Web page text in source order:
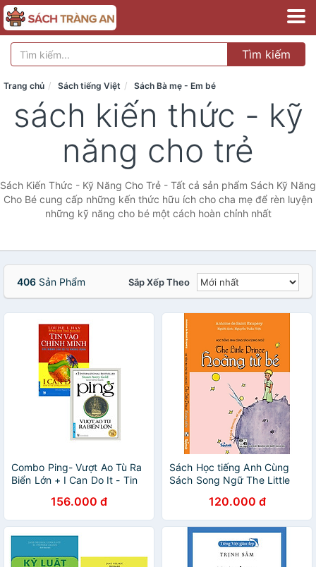
Tìm kiếm
Trang chủ Sách tiếng Việt Sách Bà mẹ - Em bé
sách kiến thức - kỹ
năng cho trẻ
Sách Kiến Thức - Kỹ Năng Cho Trẻ - Tất cả sản phẩm Sách Kỹ Năng
Cho Bé cung cấp những kến thức hữu ích cho cha mẹ để rèn luyện
những kỹ năng cho bé một cách hoàn chỉnh nhất
406 Sản Phẩm Sắp Xếp Theo
Combo Ping- Vượt Ao Tù Ra
Biển Lớn + I Can Do It - Tin
156.000 đ
Sách Học tiếng Anh Cùng
Sách Song Ngữ The Little
120.000 đ